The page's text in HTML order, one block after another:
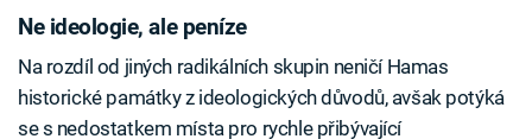
Ne ideologie, ale peníze
Na rozdíl od jiných radikálních skupin neničí Hamas
historické památky z ideologických důvodů, avšak potýká
se s nedostatkem místa pro rychle přibývající